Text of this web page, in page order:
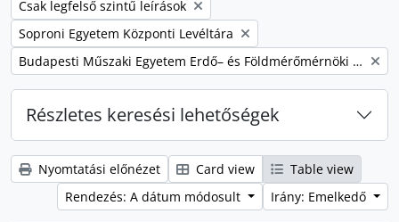
Remove filter:
Csak legfelső szintű leírások
Remove filter:
Soproni Egyetem Központi Levéltára
Remove filter:
Budapesti Műszaki Egyetem Erdő– és Földmérőmérnöki Kar
Részletes keresési lehetőségek
Nyomtatási előnézet Card view
Table view
Rendezés: A dátum módosult
Irány: Emelkedő